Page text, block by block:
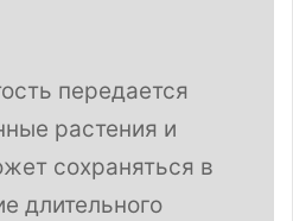
передается
растения и
сохраняться в
длительного